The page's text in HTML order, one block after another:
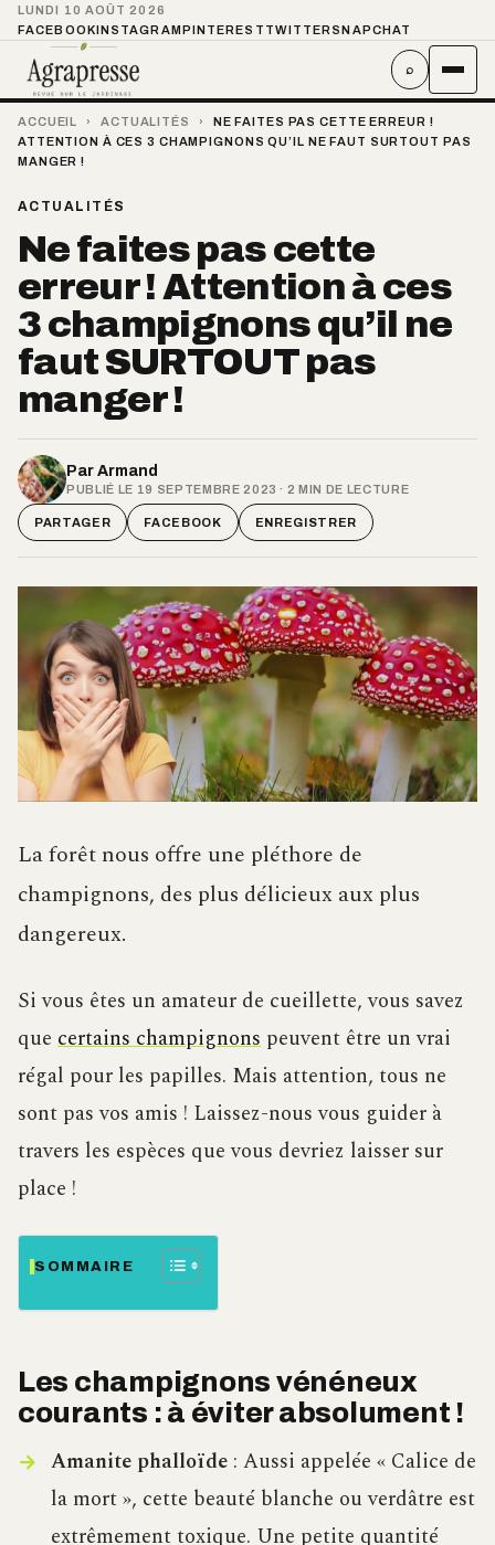
LUNDI 10 AOÛT 2026
FACEBOOKINSTAGRAMPINTEREST TWITTER SNAPCHAT
⌕
ACCUEIL › ACTUALITÉS ›
NE FAITES PAS CETTE ERREUR !
ATTENTION À CES 3 CHAMPIGNONS QU’IL NE FAUT SURTOUT PAS
MANGER !
ACTUALITÉS
Ne faites pas cette
erreur ! Attention à ces
3 champignons qu’il ne
faut SURTOUT pas
manger !
Par Armand
PUBLIÉ LE 19 SEPTEMBRE 2023 · 2 MIN DE LECTURE
PARTAGER FACEBOOK ENREGISTRER
La forêt nous offre une pléthore de
champignons, des plus délicieux aux plus
dangereux.
Si vous êtes un amateur de cueillette, vous savez
que certains champignons peuvent être un vrai
régal pour les papilles. Mais attention, tous ne
sont pas vos amis ! Laissez-nous vous guider à
travers les espèces que vous devriez laisser sur
place !
SOMMAIRE
Les champignons vénéneux
courants : à éviter absolument !
Amanite phalloïde : Aussi appelée « Calice de
la mort », cette beauté blanche ou verdâtre est
extrêmement toxique. Une petite quantité